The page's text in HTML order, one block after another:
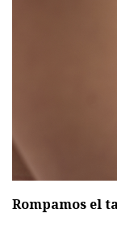
Rompamos el